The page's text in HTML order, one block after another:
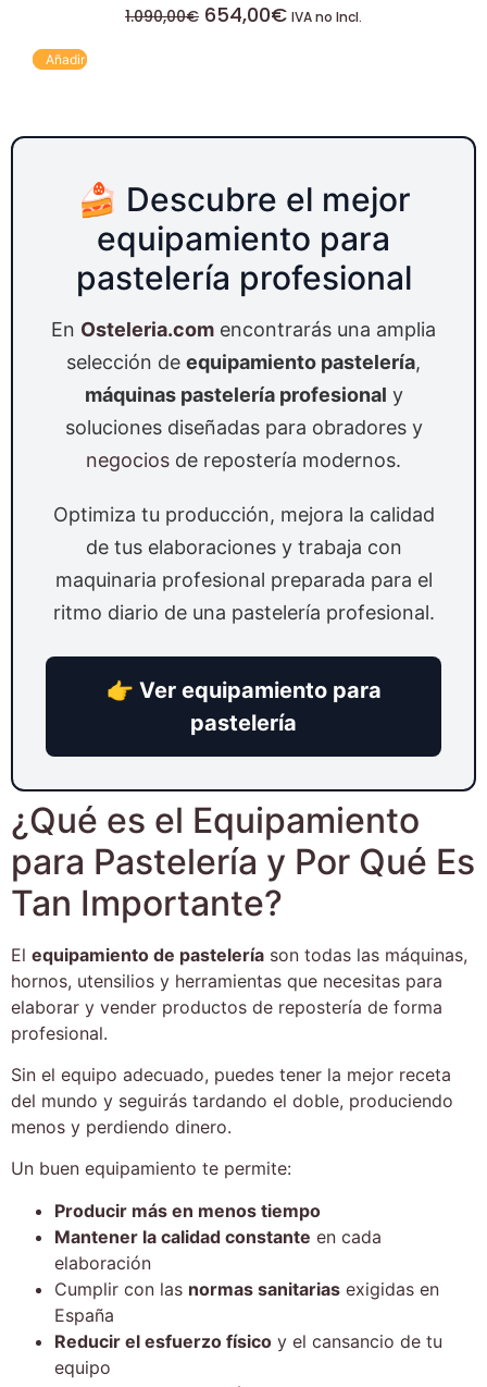
1.090,00€ 654,00€ IVA no Incl.
Añadir
🍰 Descubre el mejor
equipamiento para
pastelería profesional
En Osteleria.com encontrarás una amplia
selección de equipamiento pastelería,
máquinas pastelería profesional y
soluciones diseñadas para obradores y
negocios de repostería modernos.
Optimiza tu producción, mejora la calidad
de tus elaboraciones y trabaja con
maquinaria profesional preparada para el
ritmo diario de una pastelería profesional.
👉 Ver equipamiento para
pastelería
¿Qué es el Equipamiento
para Pastelería y Por Qué Es
Tan Importante?
El equipamiento de pastelería son todas las máquinas,
hornos, utensilios y herramientas que necesitas para
elaborar y vender productos de repostería de forma
profesional.
Sin el equipo adecuado, puedes tener la mejor receta
del mundo y seguirás tardando el doble, produciendo
menos y perdiendo dinero.
Un buen equipamiento te permite:
Producir más en menos tiempo
Mantener la calidad constante en cada
elaboración
Cumplir con las normas sanitarias exigidas en
España
Reducir el esfuerzo físico y el cansancio de tu
equipo